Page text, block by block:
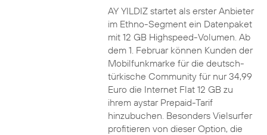
AY YILDIZ startet als erster Anbieter
im Ethno-Segment ein Datenpaket
mit 12 GB Highspeed-Volumen. Ab
dem 1. Februar können Kunden der
Mobilfunkmarke für die deutsch-
türkische Community für nur 34,99
Euro die Internet Flat 12 GB zu
ihrem aystar Prepaid-Tarif
hinzubuchen. Besonders Vielsurfer
profitieren von dieser Option, die